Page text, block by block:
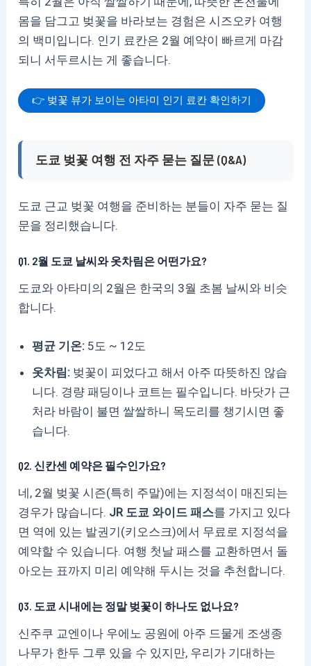
몸을 담그고 벚꽃을 바라보는 경험은 시즈오카 여행
의 백미입니다. 인기 료칸은 2월 예약이 빠르게 마감
되니 서두르시는 게 좋습니다.
👉 벚꽃 뷰가 보이는 아타미 인기 료칸 확인하기
도쿄 벚꽃 여행 전 자주 묻는 질문 (Q&A)
도쿄 근교 벚꽃 여행을 준비하는 분들이 자주 묻는 질
문을 정리했습니다.
Q1. 2월 도쿄 날씨와 옷차림은 어떤가요?
도쿄와 아타미의 2월은 한국의 3월 초봄 날씨와 비슷
합니다.
평균 기온: 5도 ~ 12도
옷차림: 벚꽃이 피었다고 해서 아주 따뜻하진 않습
니다. 경량 패딩이나 코트는 필수입니다. 바닷가 근
처라 바람이 불면 쌀쌀하니 목도리를 챙기시면 좋
습니다.
Q2. 신칸센 예약은 필수인가요?
네, 2월 벚꽃 시즌(특히 주말)에는 지정석이 매진되는
경우가 많습니다. JR 도쿄 와이드 패스를 가지고 있다
면 역에 있는 발권기(키오스크)에서 무료로 지정석을
예약할 수 있습니다. 여행 첫날 패스를 교환하면서 돌
아오는 표까지 미리 예약해 두시는 것을 추천합니다.
Q3. 도쿄 시내에는 정말 벚꽃이 하나도 없나요?
신주쿠 교엔이나 우에노 공원에 아주 드물게 조생종
나무가 한두 그루 있을 수 있지만, 우리가 기대하는